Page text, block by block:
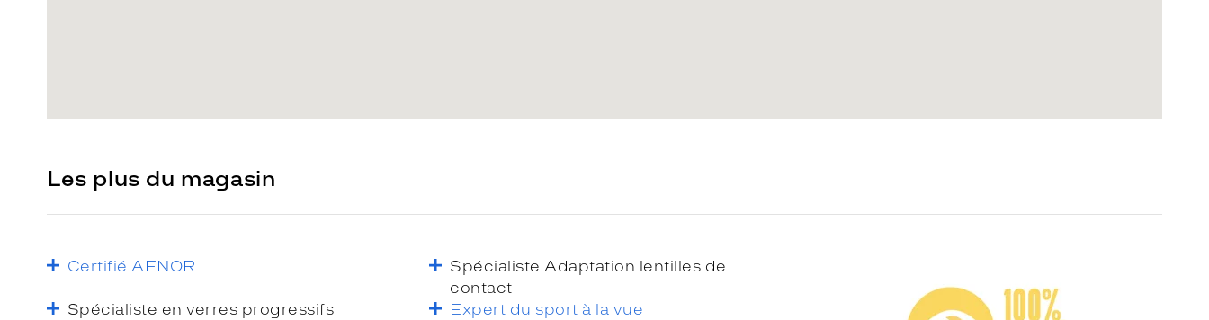
Les plus du magasin
Certifié AFNOR
Spécialiste Adaptation lentilles de
contact
Spécialiste en verres progressifs
Expert du sport à la vue